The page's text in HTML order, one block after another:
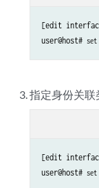
[edit
user@host#
指定身份关联
[edit
user@host#